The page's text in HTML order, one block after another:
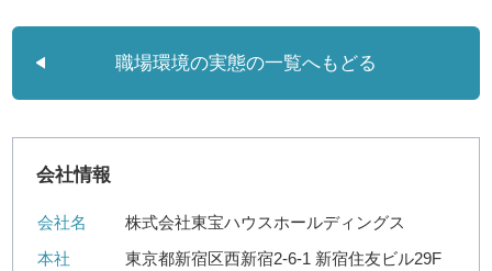
職場環境の実態の一覧へもどる
会社情報
会社名
株式会社東宝ハウスホールディングス
本社
東京都新宿区西新宿2-6-1 新宿住友ビル29F